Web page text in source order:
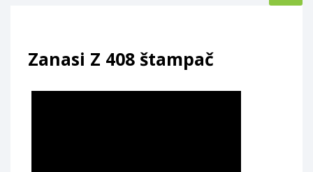
Zanasi Z 408 štampač